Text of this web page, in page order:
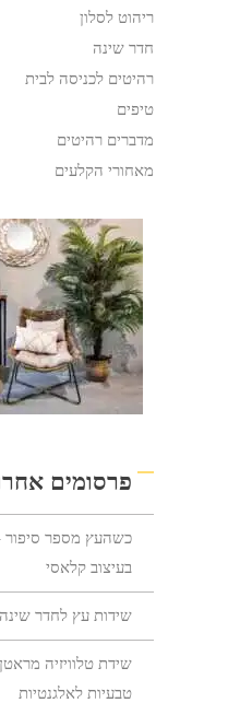
ריהוט לסלון
חדר שינה
רהיטים לכניסה לבית
טיפים
מדברים רהיטים
מאחורי הקלעים
פרסומים
כשהעץ מספר סיפור
בעיצוב קלאסי
שידות עץ לחדר
שידת טלוויזיה
טבעיות לאלגנטיות